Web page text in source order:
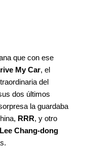
que con ese
My Car, el
del
dos últimos
la guardaba
RRR, y otro
Lee Chang-dong